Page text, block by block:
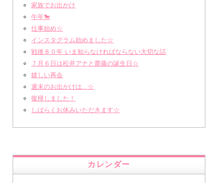
家族でお出かけ
午年🐎
仕事始め☆
インスタグラム始めました☆
戦後８０年 いま知らなければならない大切な話
７月６日は松井アナと齋藤の誕生日☆
嬉しい再会
週末のお出かけは...☆
復帰しました！
しばらくお休みいただきます☆
カレンダー